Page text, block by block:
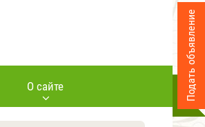
О сайте Подать объявление